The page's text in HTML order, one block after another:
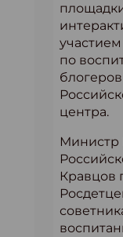
по
центра.
Министр
Кравцов